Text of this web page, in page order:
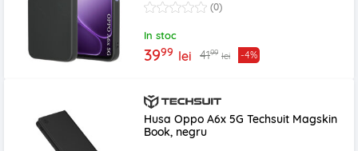
(0)
In stoc
3999 lei 4199 lei -4%
Husa Oppo A6x 5G Techsuit Magskin
Book, negru